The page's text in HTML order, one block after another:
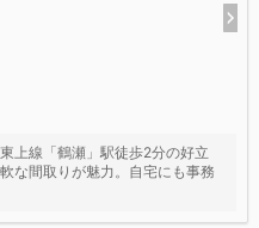
線「鶴瀬」駅徒歩2分の好立
な間取りが魅力。自宅にも事務